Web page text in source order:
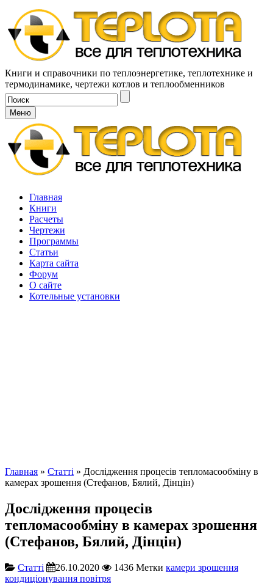
Книги и справочники по теплоэнергетике, теплотехнике и
термодинамике, чертежи котлов и теплообменников
Меню
Главная
Книги
Расчеты
Чертежи
Программы
Статьи
Карта сайта
Форум
О сайте
Котельные установки
Главная » Cтатті » Дослідження процесів тепломасообміну в
камерах зрошення (Стефанов, Бялий, Дінцін)
Дослідження процесів
тепломасообміну в камерах зрошення
(Стефанов, Бялий, Дінцін)
Cтатті 26.10.2020 1436 Метки камери зрошення
кондиціонування повітря